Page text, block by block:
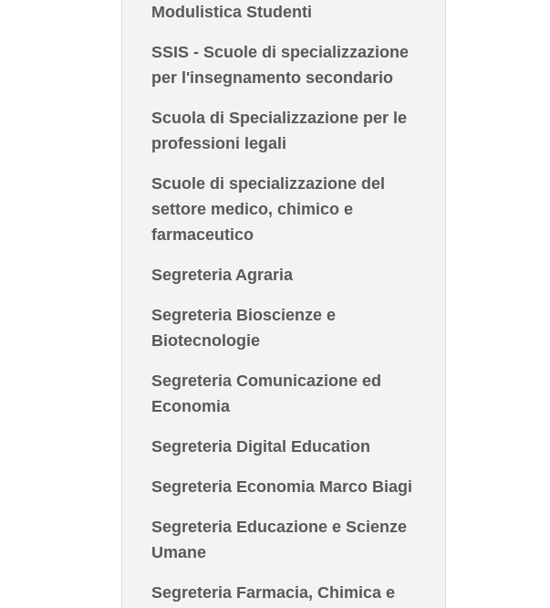
Modulistica Studenti
SSIS - Scuole di specializzazione
per l'insegnamento secondario
Scuola di Specializzazione per le
professioni legali
Scuole di specializzazione del
settore medico, chimico e
farmaceutico
Segreteria Agraria
Segreteria Bioscienze e
Biotecnologie
Segreteria Comunicazione ed
Economia
Segreteria Digital Education
Segreteria Economia Marco Biagi
Segreteria Educazione e Scienze
Umane
Segreteria Farmacia, Chimica e